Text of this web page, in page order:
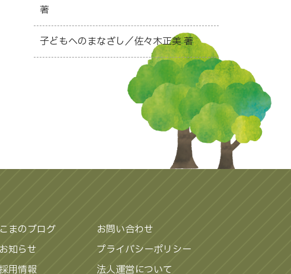
著
子どもへのまなざし／佐々木正美 著
こまのブログ
お知らせ
採用情報
お問い合わせ
プライバシーポリシー
法人運営について